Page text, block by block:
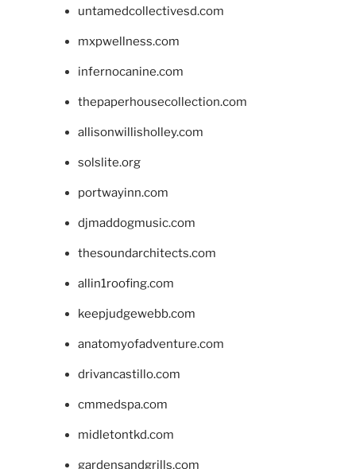
untamedcollectivesd.com
mxpwellness.com
infernocanine.com
thepaperhousecollection.com
allisonwillisholley.com
solslite.org
portwayinn.com
djmaddogmusic.com
thesoundarchitects.com
allin1roofing.com
keepjudgewebb.com
anatomyofadventure.com
drivancastillo.com
cmmedspa.com
midletontkd.com
gardensandgrills.com